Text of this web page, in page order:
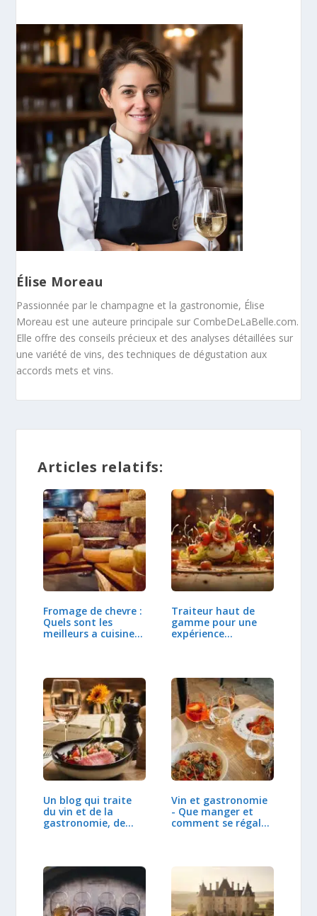
Élise Moreau
Passionnée par le champagne et la gastronomie, Élise
Moreau est une auteure principale sur CombeDeLaBelle.com.
Elle offre des conseils précieux et des analyses détaillées sur
une variété de vins, des techniques de dégustation aux
accords mets et vins.
Articles relatifs:
Fromage de chevre :
Quels sont les
meilleurs a cuisiner
Traiteur haut de
gamme pour une
expérience
Un blog qui traite
du vin et de la
gastronomie, de…
Vin et gastronomie
- Que manger et
comment se régaler